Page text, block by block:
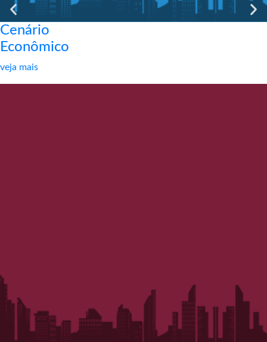
Cenário
Econômico
veja mais